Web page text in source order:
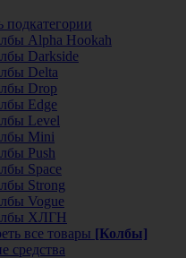
подкатегории
Alpha Hookah
Darkside
Delta
Drop
Edge
Level
Mini
Push
Space
Strong
Vogue
ХЛГН
все товары [Колбы]
средства